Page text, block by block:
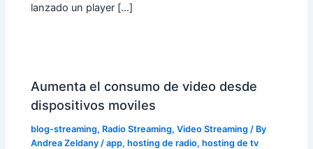
lanzado un player […]
Aumenta el consumo de video desde
dispositivos moviles
blog-streaming, Radio Streaming,Video Streaming / By
Andrea Zeldany /app,hosting de radio,hosting de tv